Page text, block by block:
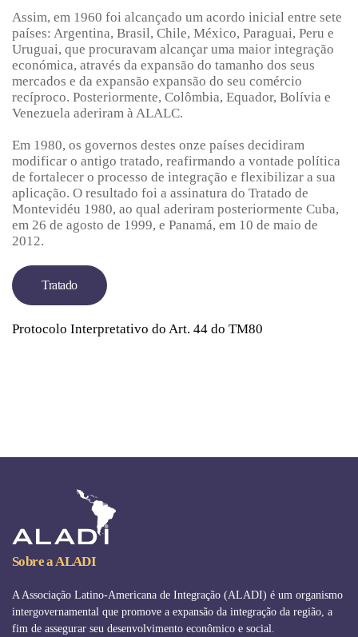
Assim, em 1960 foi alcançado um acordo inicial entre sete
países: Argentina, Brasil, Chile, México, Paraguai, Peru e
Uruguai, que procuravam alcançar uma maior integração
económica, através da expansão do tamanho dos seus
mercados e da expansão expansão do seu comércio
recíproco. Posteriormente, Colômbia, Equador, Bolívia e
Venezuela aderiram à ALALC.
Em 1980, os governos destes onze países decidiram
modificar o antigo tratado, reafirmando a vontade política
de fortalecer o processo de integração e flexibilizar a sua
aplicação. O resultado foi a assinatura do Tratado de
Montevidéu 1980, ao qual aderiram posteriormente Cuba,
em 26 de agosto de 1999, e Panamá, em 10 de maio de
2012.
Tratado
Protocolo Interpretativo do Art. 44 do TM80
Sobre a ALADI
A Associação Latino-Americana de Integração (ALADI) é um organismo
intergovernamental que promove a expansão da integração da região, a
fim de assegurar seu desenvolvimento econômico e social.